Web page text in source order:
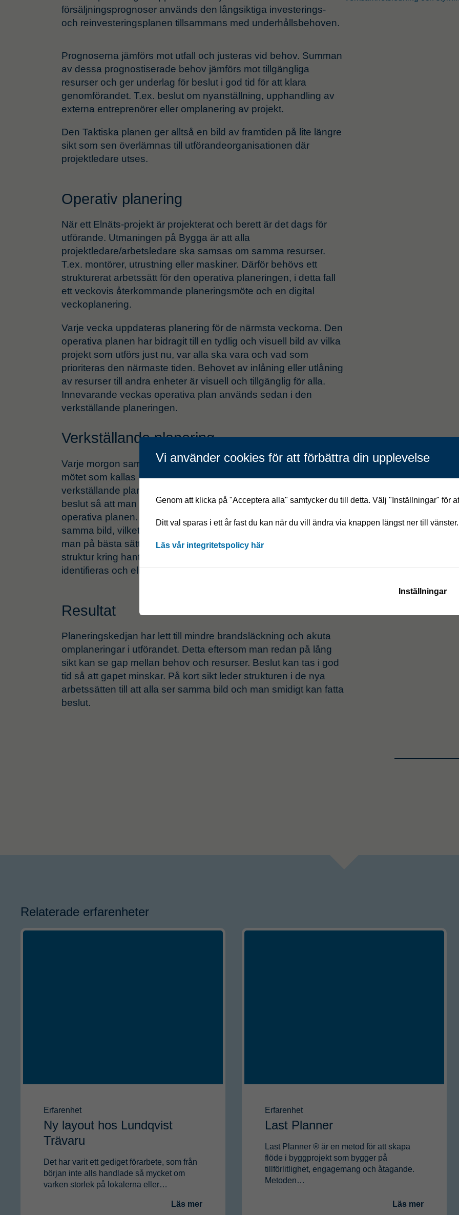
försäljningsprognoser används den långsiktiga investerings-
och reinvesteringsplanen tillsammans med underhållsbehoven.
Prognoserna jämförs mot utfall och justeras vid behov. Summan
av dessa prognostiserade behov jämförs mot tillgängliga
resurser och ger underlag för beslut i god tid för att klara
genomförandet. T.ex. beslut om nyanställning, upphandling av
externa entreprenörer eller omplanering av projekt.
Den Taktiska planen ger alltså en bild av framtiden på lite längre
sikt som sen överlämnas till utförandeorganisationen där
projektledare utses.
Operativ planering
När ett Elnäts-projekt är projekterat och berett är det dags för
utförande. Utmaningen på Bygga är att alla
projektledare/arbetsledare ska samsas om samma resurser.
T.ex. montörer, utrustning eller maskiner. Därför behövs ett
strukturerat arbetssätt för den operativa planeringen, i detta fall
ett veckovis återkommande planeringsmöte och en digital
veckoplanering.
Varje vecka uppdateras planering för de närmsta veckorna. Den
operativa planen har bidragit till en tydlig och visuell bild av vilka
projekt som utförs just nu, var alla ska vara och vad som
prioriteras den närmaste tiden. Behovet av inlåning eller utlåning
av resurser till andra enheter är visuell och tillgänglig för alla.
Innevarande veckas operativa plan används sedan i den
verkställande planeringen.
Verkställande planering
Varje morgon samlas montörerna och arbetsledare i ett kort
mötet som kallas Daglig styrning. Syftet med denna
verkställande planering är att utifrån dagens förutsättningar fatta
beslut så att man i största möjliga mån kan uppfylla den
operativa planen. Styrkan med mötet är att alla samlas och ser
samma bild, vilket gör det lätt att i konsensus fatta beslut om hur
man på bästa sätt ska planera dagen. Mötet bidrar också med
struktur kring hantering av avvikelser så att rotorsak kan
identifieras och elimineras.
Resultat
Planeringskedjan har lett till mindre brandsläckning och akuta
omplaneringar i utförandet. Detta eftersom man redan på lång
sikt kan se gap mellan behov och resurser. Beslut kan tas i god
tid så att gapet minskar. På kort sikt leder strukturen i de nya
arbetssätten till att alla ser samma bild och man smidigt kan fatta
beslut.
Relaterade erfarenheter
Erfarenhet
Ny layout hos Lundqvist
Trävaru
Det har varit ett gediget förarbete, som från
början inte alls handlade så mycket om
varken storlek på lokalerna eller…
Läs mer
Erfarenhet
Last Planner
Last Planner ® är en metod för att skapa
flöde i byggprojekt som bygger på
tillförlitlighet, engagemang och åtagande.
Metoden…
Läs mer
Vi använder cookies för att förbättra din upplevelse
Genom att klicka på "Acceptera alla" samtycker du till detta. Välj "Inställningar" för
Ditt val sparas i ett år fast du kan när du vill ändra via knappen längst ner till vänster.
Läs vår integritetspolicy här
Inställningar